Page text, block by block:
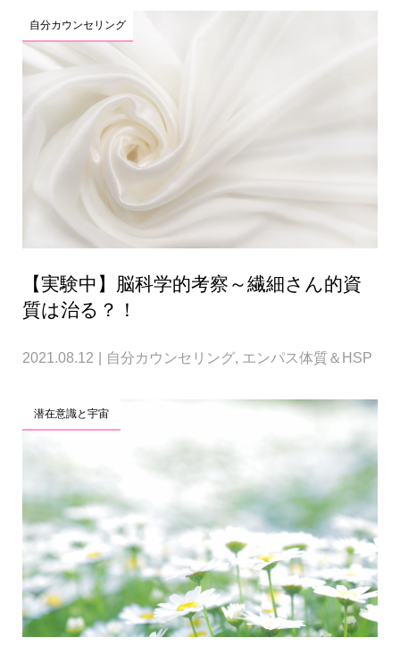
自分カウンセリング
【実験中】脳科学的考察～繊細さん的資
質は治る？！
2021.08.12 自分カウンセリング, エンパス体質＆HSP
潜在意識と宇宙